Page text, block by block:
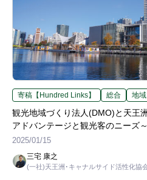
寄稿【Hundred Links】 総合 地域
観光地域づくり法人(DMO)と天王
アドバンテージと観光客のニーズ～
2025/01/15
三宅 康之
(一社)天王洲･キャナルサイド活性化協